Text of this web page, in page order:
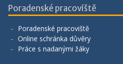
Poradenské pracoviště
Poradenské pracoviště
Online schránka důvěry
Práce s nadanými žáky